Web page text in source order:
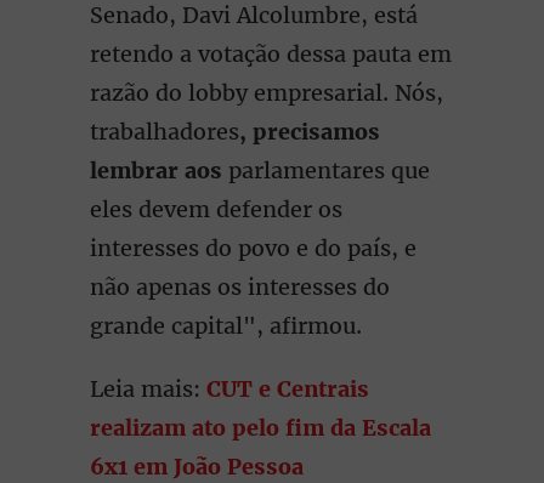
Senado, Davi Alcolumbre, está
retendo a votação dessa pauta em
razão do lobby empresarial. Nós,
trabalhadores, precisamos
lembrar aos parlamentares que
eles devem defender os
interesses do povo e do país, e
não apenas os interesses do
grande capital", afirmou.
Leia mais: CUT e Centrais
realizam ato pelo fim da Escala
6x1 em João Pessoa